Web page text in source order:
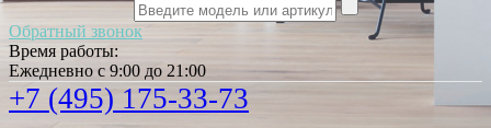
Обратный звонок
Время работы:
Ежедневно с 9:00 до 21:00
+7 (495) 175-33-73